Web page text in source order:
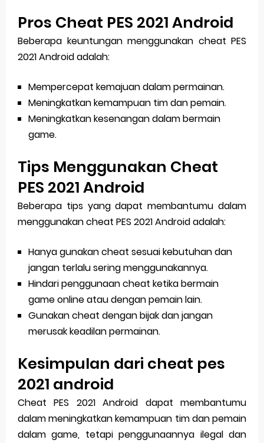
Pros Cheat PES 2021 Android
Beberapa keuntungan menggunakan cheat PES
2021 Android adalah:
Mempercepat kemajuan dalam permainan.
Meningkatkan kemampuan tim dan pemain.
Meningkatkan kesenangan dalam bermain
game.
Tips Menggunakan Cheat
PES 2021 Android
Beberapa tips yang dapat membantumu dalam
menggunakan cheat PES 2021 Android adalah:
Hanya gunakan cheat sesuai kebutuhan dan
jangan terlalu sering menggunakannya.
Hindari penggunaan cheat ketika bermain
game online atau dengan pemain lain.
Gunakan cheat dengan bijak dan jangan
merusak keadilan permainan.
Kesimpulan dari cheat pes
2021 android
Cheat PES 2021 Android dapat membantumu
dalam meningkatkan kemampuan tim dan pemain
dalam game, tetapi penggunaannya ilegal dan